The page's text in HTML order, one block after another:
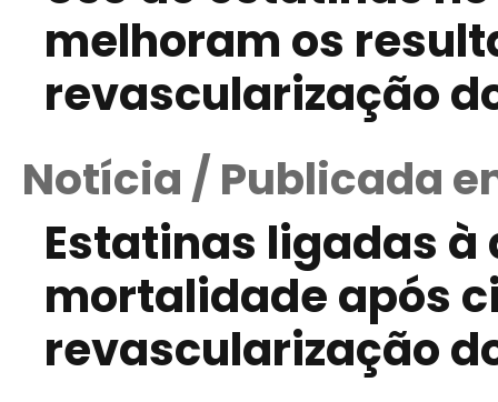
melhoram os
revascularização
Notícia / Publicada
Estatinas ligadas
mortalidade após
revascularização